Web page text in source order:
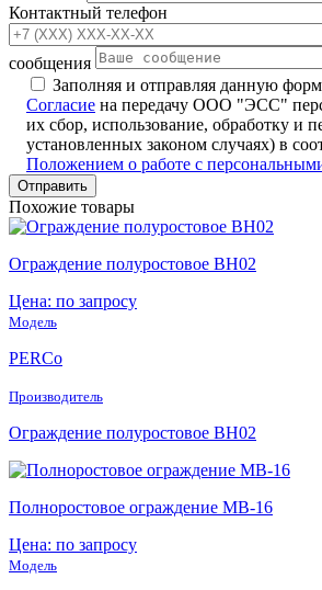
Контактный телефон
сообщения
Заполняя и отправляя данную
Согласие на передачу ООО "ЭСС"
их сбор, использование, обработку и
установленных законом случаях) в
Положением о работе с
Похожие товары
Ограждение полуростовое BH02
Цена: по запросу
Модель
PERCo
Производитель
Ограждение полуростовое BH02
Полноростовое ограждение МB-16
Цена: по запросу
Модель